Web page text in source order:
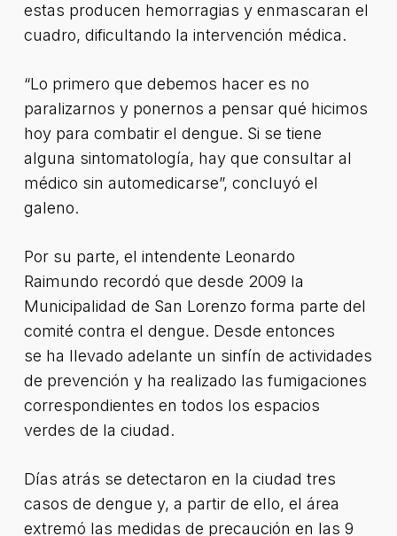
estas producen hemorragias y enmascaran el
cuadro, dificultando la intervención médica.
“Lo primero que debemos hacer es no
paralizarnos y ponernos a pensar qué hicimos
hoy para combatir el dengue. Si se tiene
alguna sintomatología, hay que consultar al
médico sin automedicarse”, concluyó el
galeno.
Por su parte, el intendente Leonardo
Raimundo recordó que desde 2009 la
Municipalidad de San Lorenzo forma parte del
comité contra el dengue. Desde entonces
se ha llevado adelante un sinfín de actividades
de prevención y ha realizado las fumigaciones
correspondientes en todos los espacios
verdes de la ciudad.
Días atrás se detectaron en la ciudad tres
casos de dengue y, a partir de ello, el área
extremó las medidas de precaución en las 9